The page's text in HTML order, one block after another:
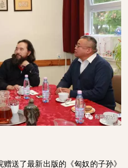
送了最新出版的《匈奴的子孙》